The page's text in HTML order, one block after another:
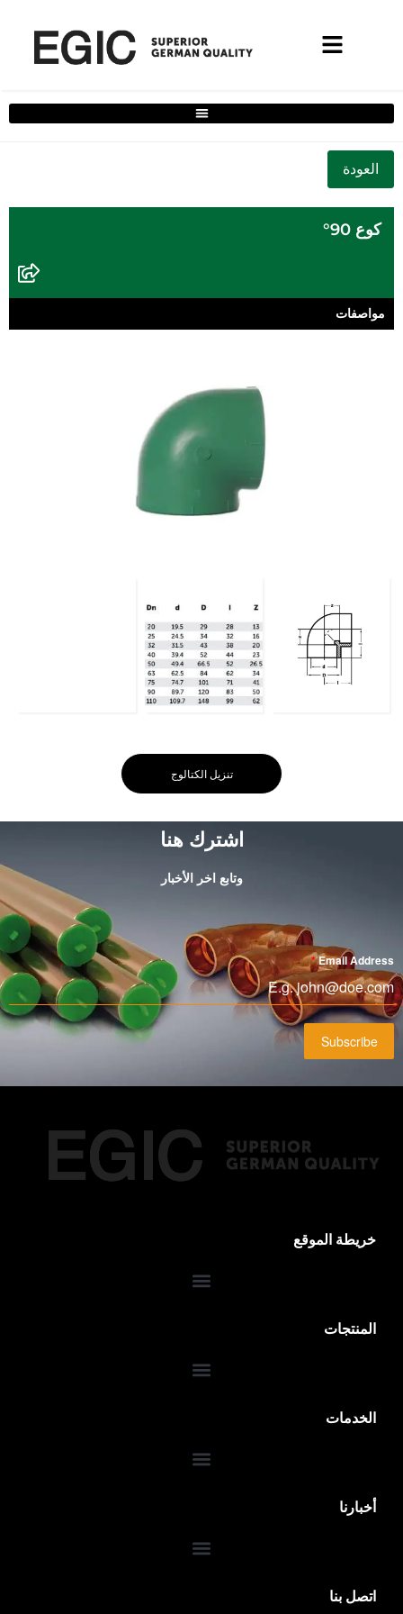
كوع 90°
مواصفات
تنزيل الكتالوج
اشترك هنا
وتابع اخر الأخبار
Email Address
*
Subscribe
خريطة الموقع
المنتجات
الخدمات
أخبارنا
اتصل بنا